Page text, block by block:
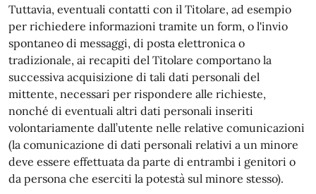
Tuttavia, eventuali contatti con il Titolare, ad esempio
per richiedere informazioni tramite un form, o l'invio
spontaneo di messaggi, di posta elettronica o
tradizionale, ai recapiti del Titolare comportano la
successiva acquisizione di tali dati personali del
mittente, necessari per rispondere alle richieste,
nonché di eventuali altri dati personali inseriti
volontariamente dall’utente nelle relative comunicazioni
(la comunicazione di dati personali relativi a un minore
deve essere effettuata da parte di entrambi i genitori o
da persona che eserciti la potestà sul minore stesso).